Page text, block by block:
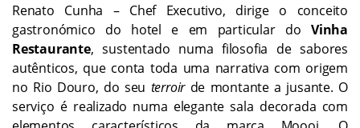
Renato Cunha – Chef Executivo, dirige o conceito
gastronómico do hotel e em particular do Vinha
Restaurante, sustentado numa filosofia de sabores
autênticos, que conta toda uma narrativa com origem
no Rio Douro, do seu terroirde montante a jusante. O
serviço é realizado numa elegante sala decorada com